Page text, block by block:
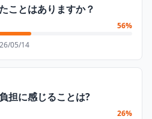
ことはありますか？
56%
05/14
担に感じることは?
26%